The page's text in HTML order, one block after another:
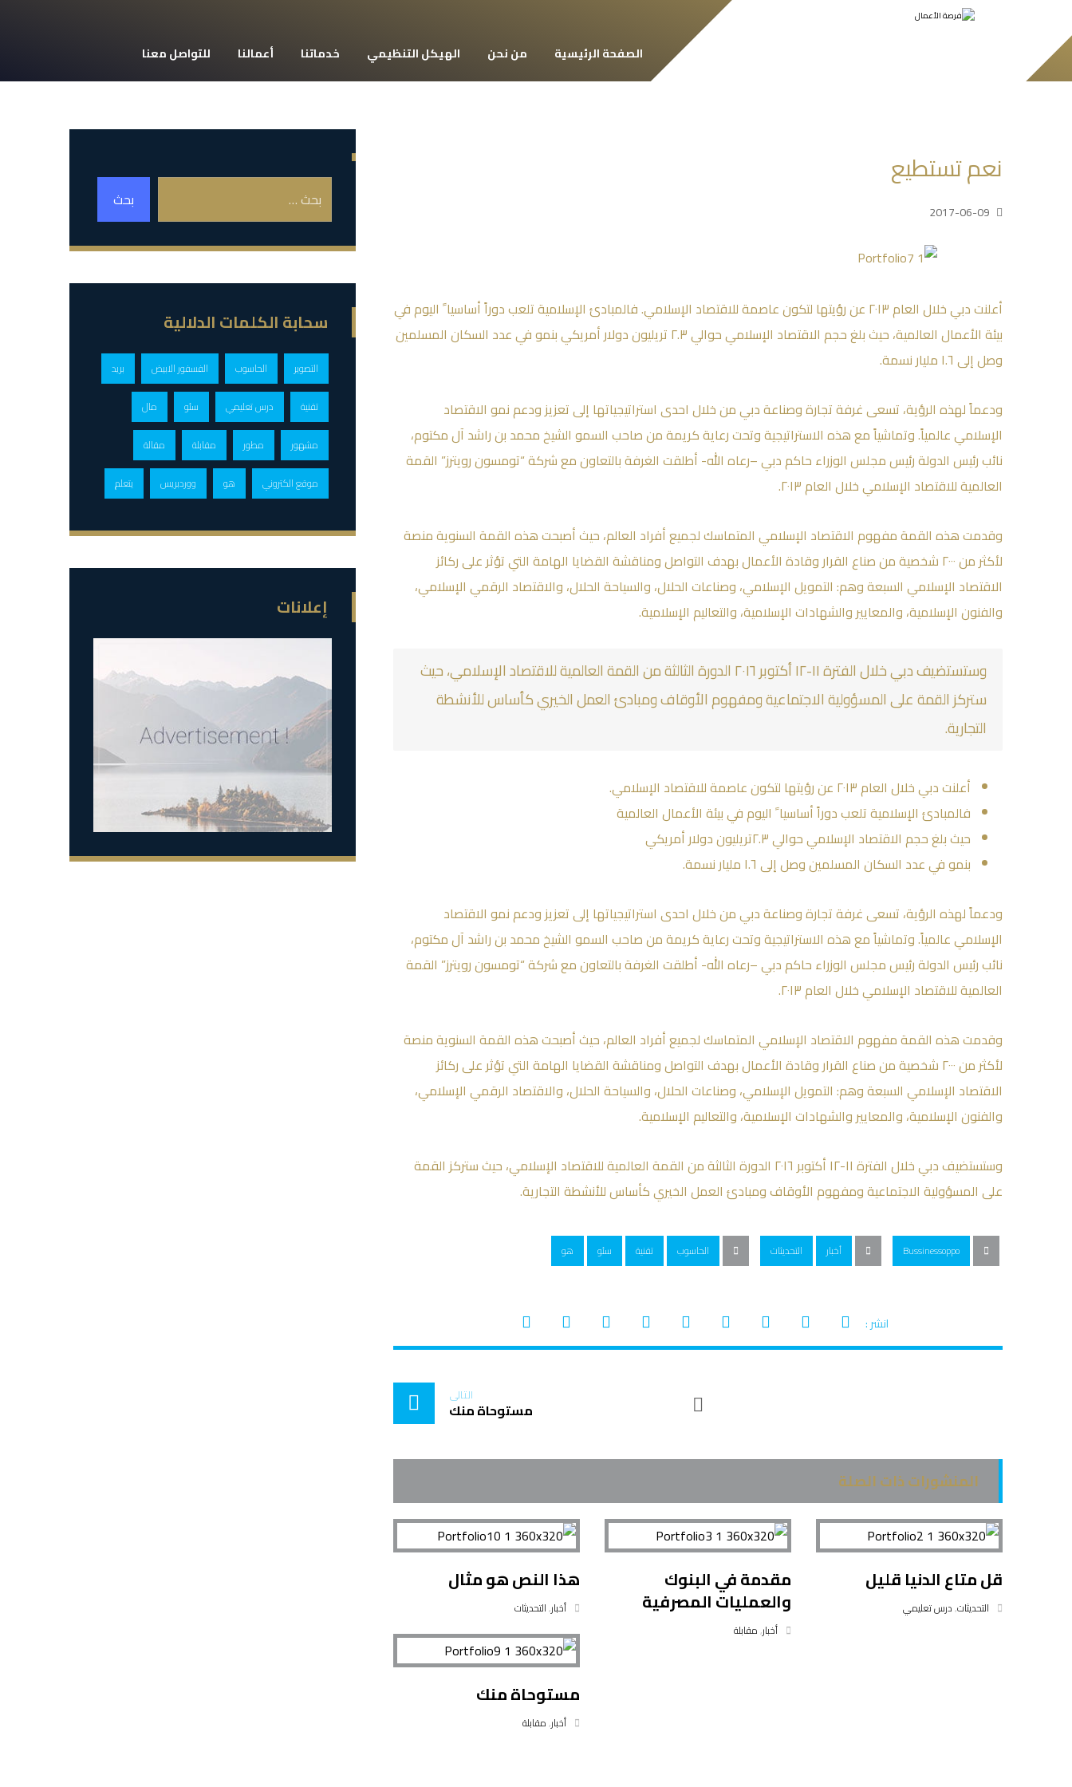
الصفحة الرئيسية من نحن الهيكل التنظيمي خدماتنا أعمالنا للتواصل معنا
نعم تستطيع
2017-06-09
أعلنت دبي خلال العام ٢٠١٣ عن رؤيتها لتكون عاصمة للاقتصاد الإسلامي. فالمبادئ الإسلامية تلعب دوراً أساسيا ً اليوم في
بيئة الأعمال العالمية، حيث بلغ حجم الاقتصاد الإسلامي حوالي ٢.٣ تريليون دولار أمريكي بنمو في عدد السكان المسلمين
وصل إلى ١.٦ مليار نسمة.
ودعماً لهذه الرؤية، تسعى غرفة تجارة وصناعة دبي من خلال احدى استراتيجياتها إلى تعزيز ودعم نمو الاقتصاد
الإسلامي عالمياً. وتماشياً مع هذه الاستراتيجية وتحت رعاية كريمة من صاحب السمو الشيخ محمد بن راشد آل مكتوم،
نائب رئيس الدولة رئيس مجلس الوزراء حاكم دبي –رعاه الله- أطلقت الغرفة بالتعاون مع شركة “تومسون رويترز” القمة
العالمية للاقتصاد الإسلامي خلال العام ٢٠١٣.
وقدمت هذه القمة مفهوم الاقتصاد الإسلامي المتماسك لجميع أفراد العالم، حيث أصبحت هذه القمة السنوية منصة
لأكثر من ٢٠٠٠ شخصية من صناع القرار وقادة الأعمال بهدف التواصل ومناقشة القضايا الهامة التي تؤثر على ركائز
الاقتصاد الإسلامي السبعة وهم: التمويل الإسلامي، وصناعات الحلال، والسياحة الحلال، والاقتصاد الرقمي الإسلامي،
والفنون الإسلامية، والمعايير والشهادات الإسلامية، والتعاليم الإسلامية.
وستستضيف دبي خلال الفترة ١١-١٢ أكتوبر ٢٠١٦ الدورة الثالثة من القمة العالمية للاقتصاد الإسلامي، حيث
ستركز القمة على المسؤولية الاجتماعية ومفهوم الأوقاف ومبادئ العمل الخيري كأساس للأنشطة
التجارية.
أعلنت دبي خلال العام ٢٠١٣ عن رؤيتها لتكون عاصمة للاقتصاد الإسلامي.
فالمبادئ الإسلامية تلعب دوراً أساسيا ً اليوم في بيئة الأعمال العالمية
حيث بلغ حجم الاقتصاد الإسلامي حوالي ٢.٣تريليون دولار أمريكي
بنمو في عدد السكان المسلمين وصل إلى ١.٦ مليار نسمة.
ودعماً لهذه الرؤية، تسعى غرفة تجارة وصناعة دبي من خلال احدى استراتيجياتها إلى تعزيز ودعم نمو الاقتصاد
الإسلامي عالمياً. وتماشياً مع هذه الاستراتيجية وتحت رعاية كريمة من صاحب السمو الشيخ محمد بن راشد آل مكتوم،
نائب رئيس الدولة رئيس مجلس الوزراء حاكم دبي –رعاه الله- أطلقت الغرفة بالتعاون مع شركة “تومسون رويترز” القمة
العالمية للاقتصاد الإسلامي خلال العام ٢٠١٣.
وقدمت هذه القمة مفهوم الاقتصاد الإسلامي المتماسك لجميع أفراد العالم، حيث أصبحت هذه القمة السنوية منصة
لأكثر من ٢٠٠٠ شخصية من صناع القرار وقادة الأعمال بهدف التواصل ومناقشة القضايا الهامة التي تؤثر على ركائز
الاقتصاد الإسلامي السبعة وهم: التمويل الإسلامي، وصناعات الحلال، والسياحة الحلال، والاقتصاد الرقمي الإسلامي،
والفنون الإسلامية، والمعايير والشهادات الإسلامية، والتعاليم الإسلامية.
وستستضيف دبي خلال الفترة ١١-١٢ أكتوبر ٢٠١٦ الدورة الثالثة من القمة العالمية للاقتصاد الإسلامي، حيث ستركز القمة
على المسؤولية الاجتماعية ومفهوم الأوقاف ومبادئ العمل الخيري كأساس للأنشطة التجارية.
Bussinessoppo أخبار التحديثات الحاسوب تقنية سئو هو
التالى
مستوحاة منك
المنشورات ذات الصلة
قل متاع الدنيا قليل
التحديثات,درس تعليمي
مقدمة في البنوك
والعمليات المصرفية
أخبار,مقابلة
هذا النص هو مثال
أخبار,التحديثات
مستوحاة منك
أخبار,مقابلة
سحابة الكلمات الدلالية
التصوير الحاسوب الفسفور الابيض بريد
تقنية درس تعليمي سئو مال
مشهور مطور مقابلة مقالة
موقع الكتروني هو ووردبريس يتعلم
إعلانات